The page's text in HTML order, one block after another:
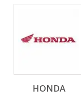
HONDA